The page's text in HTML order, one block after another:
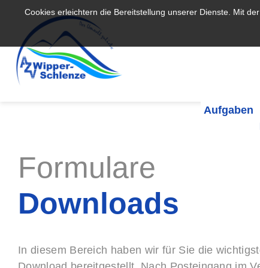
Cookies erleichtern die Bereitstellung unserer Dienste. Mit
Aufgaben
Formulare
Downloads
In diesem Bereich haben wir für Sie die